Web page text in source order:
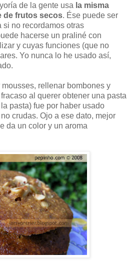
de la gente usa la misma
de frutos secos. Ése puede ser
si no recordamos otras
hacerse un praliné con
y cuyas funciones (que no
Yo nunca lo he usado así,
rellenar bombones y
al querer obtener una pasta
pasta) fue por haber usado
crudas. Ojo a ese dato, mejor
da un color y un aroma